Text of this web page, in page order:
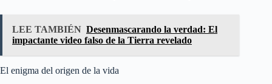
LEE TAMBIÉN Desenmascarando la verdad: El
impactante video falso de la Tierra revelado
El enigma del origen de la vida